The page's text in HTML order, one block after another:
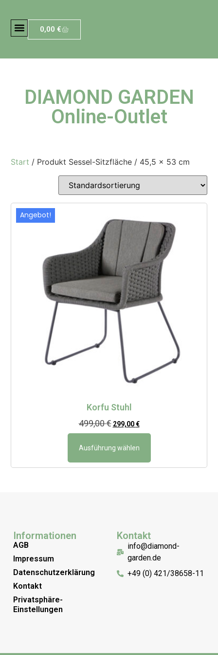
0,00€
DIAMOND GARDEN
Online-Outlet
Start / Produkt Sessel-Sitzfläche / 45,5 x 53 cm
Angebot!
Korfu Stuhl
499,00€ 299,00€
Ausführung wählen
Informationen
AGB
Impressum
Datenschutzerklärung
Kontakt
Privatsphäre-
Einstellungen
Kontakt
info@diamond-
garden.de
+49 (0) 421/38658-11